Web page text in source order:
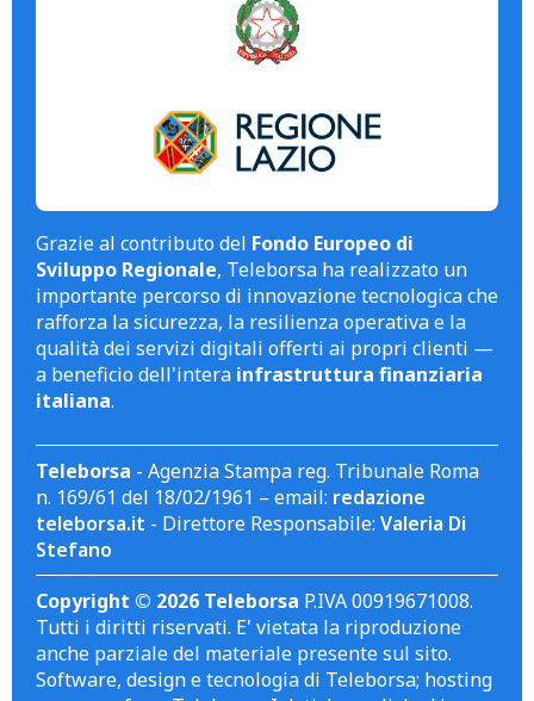
Grazie al contributo del Fondo Europeo di
Sviluppo Regionale, Teleborsa ha realizzato un
importante percorso di innovazione tecnologica che
rafforza la sicurezza, la resilienza operativa e la
qualità dei servizi digitali offerti ai propri clienti —
a beneficio dell'intera infrastruttura finanziaria
italiana.
Teleborsa - Agenzia Stampa reg. Tribunale Roma
n. 169/61 del 18/02/1961 – email: redazione
teleborsa.it - Direttore Responsabile: Valeria Di
Stefano
Copyright © 2026 Teleborsa P.IVA 00919671008.
Tutti i diritti riservati. E' vietata la riproduzione
anche parziale del materiale presente sul sito.
Software, design e tecnologia di Teleborsa; hosting